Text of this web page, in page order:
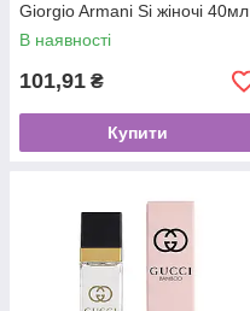
Giorgio Armani Si жіночі 40мл
В наявності
101,91 ₴
Купити